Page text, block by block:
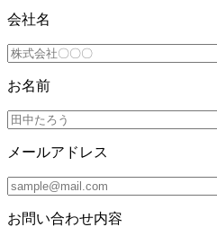
会社名
お名前
メールアドレス
お問い合わせ内容